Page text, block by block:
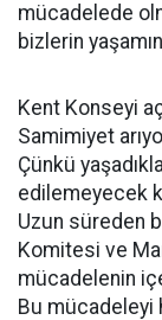
mücadelede
bizlerin
Kent Konseyi
Samimiyet
Çünkü
edilemeyecek
Uzun süreden
Komitesi ve
mücadelenin
Bu mücadeleyi